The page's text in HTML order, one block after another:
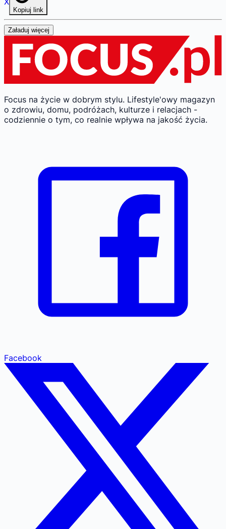
Kopiuj link
Załaduj więcej
Focus na życie w dobrym stylu. Lifestyle'owy magazyn
o zdrowiu, domu, podróżach, kulturze i relacjach -
codziennie o tym, co realnie wpływa na jakość życia.
Facebook